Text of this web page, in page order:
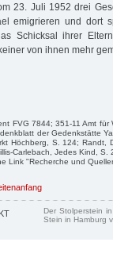
23. Juli 1952 drei
emigrieren und dort
Schicksal ihrer
von ihnen mehr
FVG 7844; 351-11 Amt für
der Gedenkstätte
Höchberg, S. 124; Randt,
Carlebach, Jedes Kind, S.
Link "Recherche und
Der Stolperstein
Stein in Hamburg